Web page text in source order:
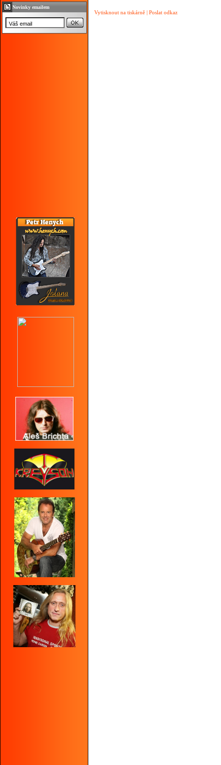
Novinky emailem
Vytisknout na tiskárně | Poslat odkaz